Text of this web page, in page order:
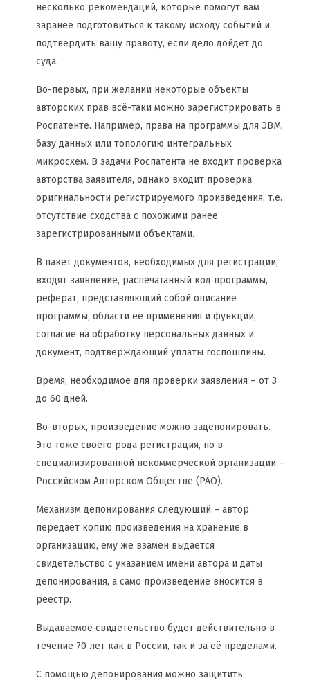
несколько рекомендаций, которые помогут вам
заранее подготовиться к такому исходу событий и
подтвердить вашу правоту, если дело дойдет до
суда.
Во-первых, при желании некоторые объекты
авторских прав всё-таки можно зарегистрировать в
Роспатенте. Например, права на программы для ЭВМ,
базу данных или топологию интегральных
микросхем. В задачи Роспатента не входит проверка
авторства заявителя, однако входит проверка
оригинальности регистрируемого произведения, т.е.
отсутствие сходства с похожими ранее
зарегистрированными объектами.
В пакет документов, необходимых для регистрации,
входят заявление, распечатанный код программы,
реферат, представляющий собой описание
программы, области её применения и функции,
согласие на обработку персональных данных и
документ, подтверждающий уплаты госпошлины.
Время, необходимое для проверки заявления – от 3
до 60 дней.
Во-вторых, произведение можно задепонировать.
Это тоже своего рода регистрация, но в
специализированной некоммерческой организации –
Российском Авторском Обществе (РАО).
Механизм депонирования следующий – автор
передает копию произведения на хранение в
организацию, ему же взамен выдается
свидетельство с указанием имени автора и даты
депонирования, а само произведение вносится в
реестр.
Выдаваемое свидетельство будет действительно в
течение 70 лет как в России, так и за её пределами.
С помощью депонирования можно защитить: